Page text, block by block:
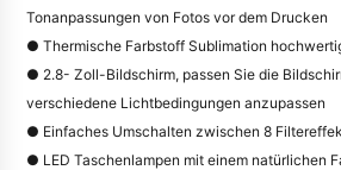
Tonanpassungen von Fotos vor dem Drucken
● Thermische Farbstoff Sublimation
● 2.8- Zoll-Bildschirm, passen Sie die
verschiedene Lichtbedingungen anzupassen
● Einfaches Umschalten zwischen 8
● LED Taschenlampen mit einem natürlichen